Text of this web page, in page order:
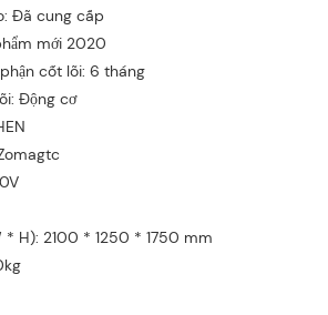
Đã cung cấp
mới 2020
cốt lõi: 6 tháng
Động cơ
* H): 2100 * 1250 * 1750 mm